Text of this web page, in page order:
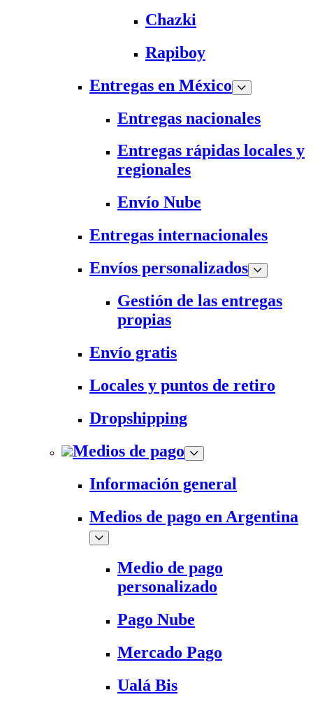
Chazki
Rapiboy
Entregas en México
Entregas nacionales
Entregas rápidas locales y
regionales
Envío Nube
Entregas internacionales
Envíos personalizados
Gestión de las entregas
propias
Envío gratis
Locales y puntos de retiro
Dropshipping
Medios de pago
Información general
Medios de pago en Argentina
Medio de pago
personalizado
Pago Nube
Mercado Pago
Ualá Bis